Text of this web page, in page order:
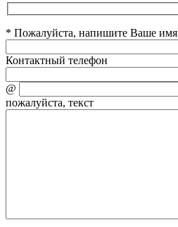
* Пожалуйста, напишите Ваше имя
Контактный телефон
@
пожалуйста, текст